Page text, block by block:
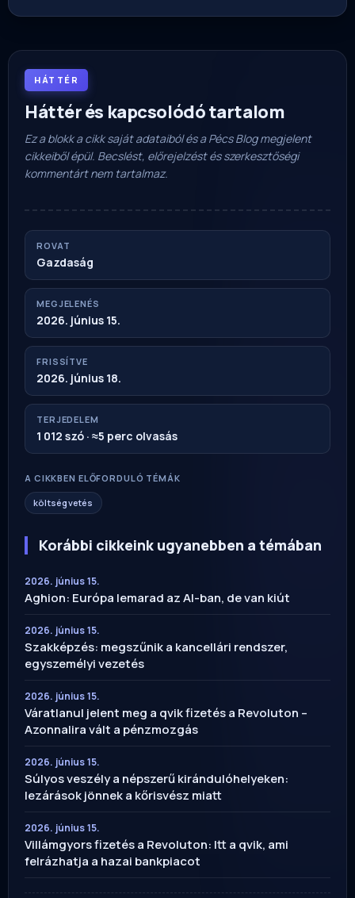
HÁTTÉR
Háttér és kapcsolódó tartalom
Ez a blokk a cikk saját adataiból és a Pécs Blog megjelent
cikkeiből épül. Becslést, előrejelzést és szerkesztőségi
kommentárt nem tartalmaz.
ROVAT
Gazdaság
MEGJELENÉS
2026. június 15.
FRISSÍTVE
2026. június 18.
TERJEDELEM
1 012 szó · ≈5 perc olvasás
A CIKKBEN ELŐFORDULÓ TÉMÁK
költségvetés
Korábbi cikkeink ugyanebben a témában
2026. június 15.
Aghion: Európa lemarad az AI-ban, de van kiút
2026. június 15.
Szakképzés: megszűnik a kancellári rendszer,
egyszemélyi vezetés
2026. június 15.
Váratlanul jelent meg a qvik fizetés a Revoluton –
Azonnalira vált a pénzmozgás
2026. június 15.
Súlyos veszély a népszerű kirándulóhelyeken:
lezárások jönnek a kőrisvész miatt
2026. június 15.
Villámgyors fizetés a Revoluton: Itt a qvik, ami
felrázhatja a hazai bankpiacot